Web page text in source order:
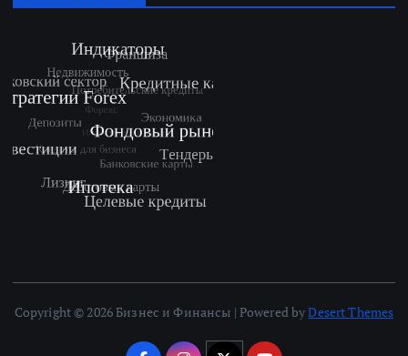
Copyright © 2026 Бизнес и Финансы | Powered byDesert Themes